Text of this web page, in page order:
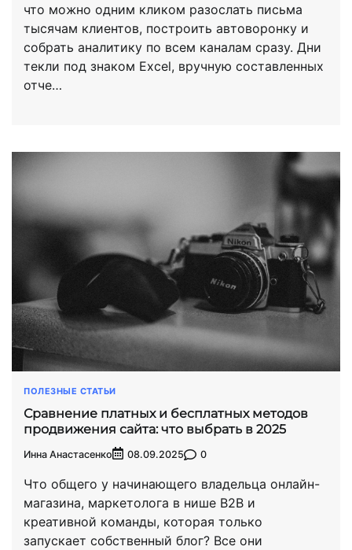
что можно одним кликом разослать письма
тысячам клиентов, построить автоворонку и
собрать аналитику по всем каналам сразу. Дни
текли под знаком Excel, вручную составленных
отче…
ПОЛЕЗНЫЕ СТАТЬИ
Сравнение платных и бесплатных методов
продвижения сайта: что выбрать в 2025
Инна Анастасенко 08.09.2025 0
Что общего у начинающего владельца онлайн-
магазина, маркетолога в нише B2B и
креативной команды, которая только
запускает собственный блог? Все они